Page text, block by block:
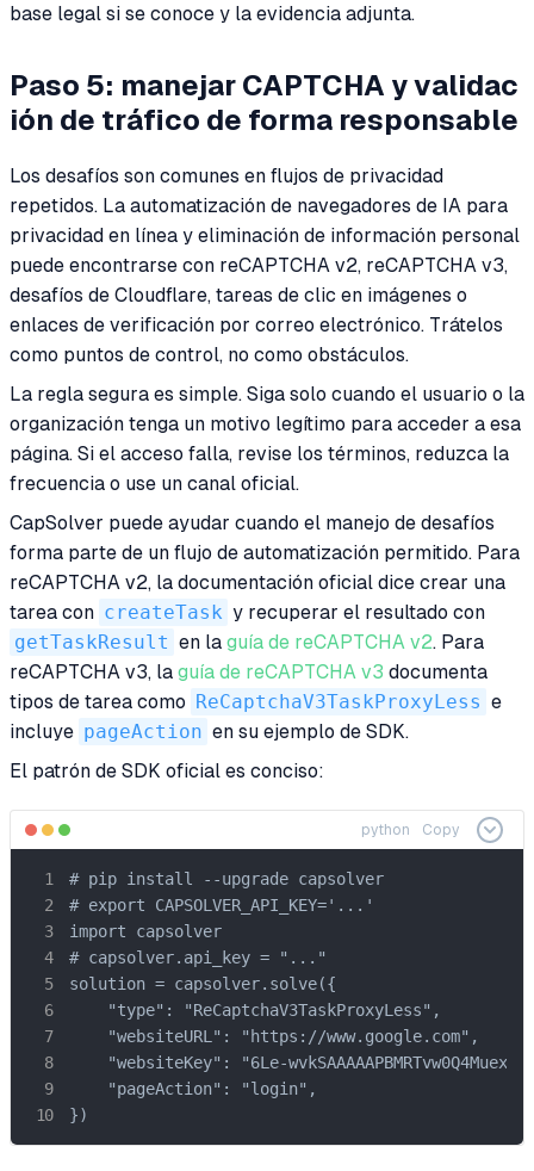
base legal si se conoce y la evidencia adjunta.
Paso 5: manejar CAPTCHA y validac
ión de tráfico de forma responsable
Los desafíos son comunes en flujos de privacidad
repetidos. La automatización de navegadores de IA para
privacidad en línea y eliminación de información personal
puede encontrarse con reCAPTCHA v2, reCAPTCHA v3,
desafíos de Cloudflare, tareas de clic en imágenes o
enlaces de verificación por correo electrónico. Trátelos
como puntos de control, no como obstáculos.
La regla segura es simple. Siga solo cuando el usuario o la
organización tenga un motivo legítimo para acceder a esa
página. Si el acceso falla, revise los términos, reduzca la
frecuencia o use un canal oficial.
CapSolver puede ayudar cuando el manejo de desafíos
forma parte de un flujo de automatización permitido. Para
reCAPTCHA v2, la documentación oficial dice crear una
tarea con createTask y recuperar el resultado con
getTaskResult en la guía de reCAPTCHA v2. Para
reCAPTCHA v3, la guía de reCAPTCHA v3 documenta
tipos de tarea como ReCaptchaV3TaskProxyLess e
incluye pageAction en su ejemplo de SDK.
El patrón de SDK oficial es conciso:
python Copy
# pip install --upgrade capsolver
# export CAPSOLVER_API_KEY='...'
import capsolver
# capsolver.api_key = "..."
solution = capsolver.solve({
    "type": "ReCaptchaV3TaskProxyLess",
    "websiteURL": "https://www.google.com",
"websiteKey": "6Le-
    "pageAction": "login",
})